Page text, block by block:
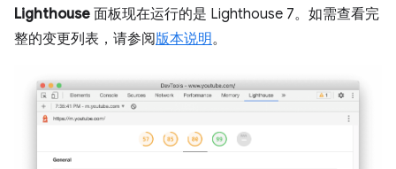
Lighthouse 面板现在运行的是 Lighthouse 7。如需查看完
整的变更列表，请参阅版本说明。